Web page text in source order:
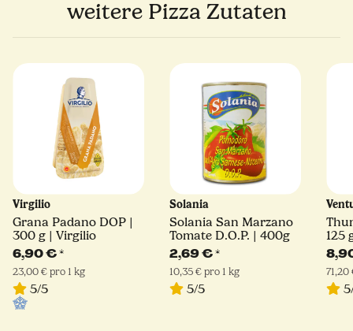
weitere Pizza Zutaten
Virgilio
Grana Padano DOP |
300 g | Virgilio
6,90 €*
23,00 € pro 1 kg
5/5
Solania
Solania San Marzano
Tomate D.O.P. | 400g
2,69 €*
10,35 € pro 1 kg
5/5
125
71,20